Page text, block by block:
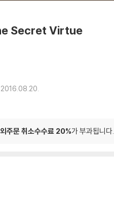
Secret Virtue
2016.08.20.
주문 취소수수료 20%가 부과됩니다.